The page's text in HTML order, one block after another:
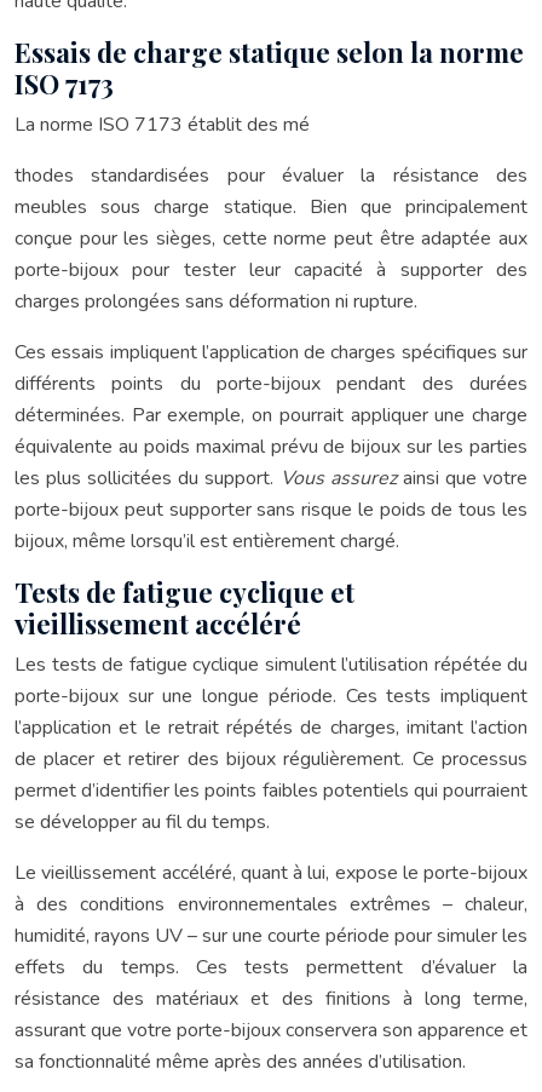
Essais de charge statique selon la norme
ISO 7173
La norme ISO 7173 établit des mé
thodes standardisées pour évaluer la résistance des
meubles sous charge statique. Bien que principalement
conçue pour les sièges, cette norme peut être adaptée aux
porte-bijoux pour tester leur capacité à supporter des
charges prolongées sans déformation ni rupture.
Ces essais impliquent l’application de charges spécifiques sur
différents points du porte-bijoux pendant des durées
déterminées. Par exemple, on pourrait appliquer une charge
équivalente au poids maximal prévu de bijoux sur les parties
les plus sollicitées du support. Vous assurezainsi que votre
porte-bijoux peut supporter sans risque le poids de tous les
bijoux, même lorsqu’il est entièrement chargé.
Tests de fatigue cyclique et
vieillissement accéléré
Les tests de fatigue cyclique simulent l’utilisation répétée du
porte-bijoux sur une longue période. Ces tests impliquent
l’application et le retrait répétés de charges, imitant l’action
de placer et retirer des bijoux régulièrement. Ce processus
permet d’identifier les points faibles potentiels qui pourraient
se développer au fil du temps.
Le vieillissement accéléré, quant à lui, expose le porte-bijoux
à des conditions environnementales extrêmes – chaleur,
humidité, rayons UV – sur une courte période pour simuler les
effets du temps. Ces tests permettent d’évaluer la
résistance des matériaux et des finitions à long terme,
assurant que votre porte-bijoux conservera son apparence et
sa fonctionnalité même après des années d’utilisation.